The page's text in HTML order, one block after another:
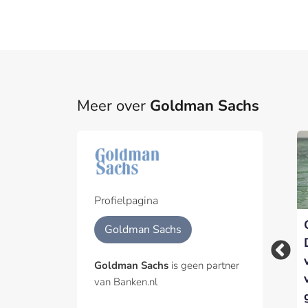
Meer over Goldman Sachs
Profielpagina
Goldman Sachs
Goldman Sachs is geen partner
van Banken.nl
Een
het
Grootbanken in VS
keren $142 miljard
aan salarissen en
Karl Guha versterkt
Goldman Sachs als
Internationaal
Adviseur